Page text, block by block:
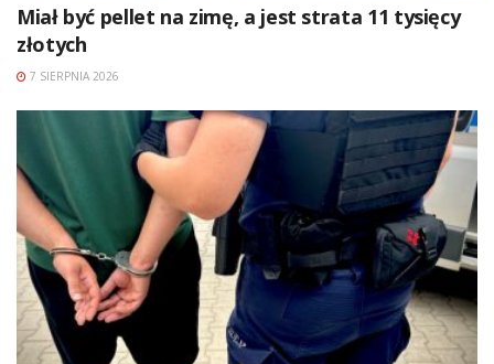
Miał być pellet na zimę, a jest strata 11 tysięcy
złotych
7 SIERPNIA 2026